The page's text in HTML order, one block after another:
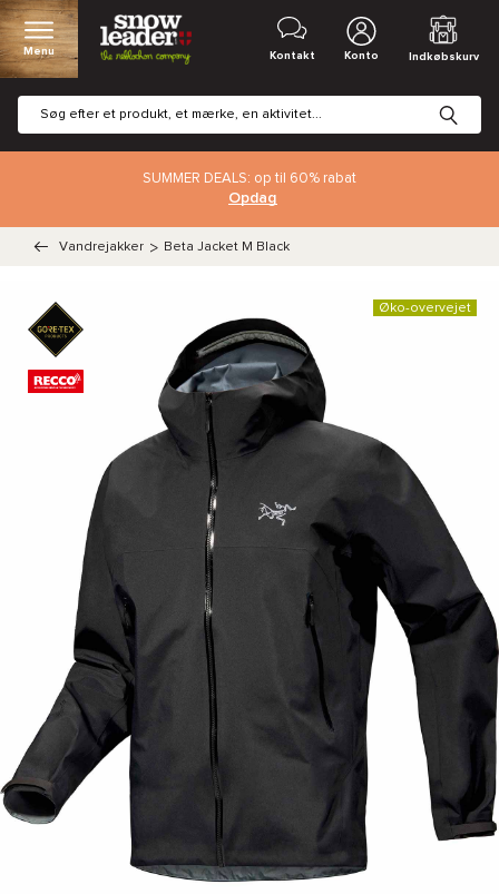
Menu Kontakt Konto Indkøbskurv
SUMMER DEALS: op til 60% rabat
Opdag
Vandrejakker > Beta Jacket M Black
Øko-overvejet